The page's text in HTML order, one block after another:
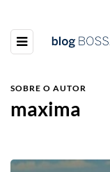
SOBRE O AUTOR
maxima